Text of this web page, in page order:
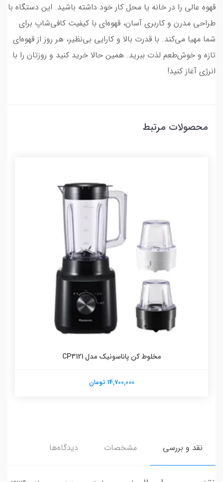
قهوه عالی را در خانه یا محل کار خود داشته باشید. این دستگاه با
طراحی مدرن و کاربری آسان، قهوه‌ای با کیفیت کافی‌شاپ برای
شما مهیا می‌کند. با قدرت بالا و کارایی بی‌نظیر، هر روز از قهوه‌ای
تازه و خوش‌طعم لذت ببرید. همین حالا خرید کنید و روزتان را با
انرژی آغاز کنید!
محصولات مرتبط
مخلوط کن پاناسونیک مدل CP3121
14,700,000 تومان
نقد و بررسی مشخصات دیدگاه‌ها